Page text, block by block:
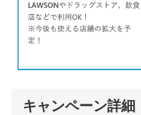
キャンペーン詳細